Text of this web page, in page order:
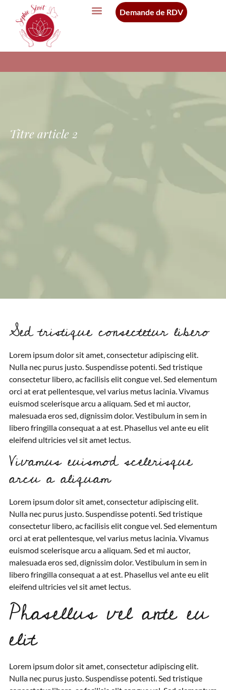
Demande de RDV
Titre article 2
Sed tristique consectetur libero
Lorem ipsum dolor sit amet, consectetur adipiscing elit.
Nulla nec purus justo. Suspendisse potenti. Sed tristique
consectetur libero, ac facilisis elit congue vel. Sed elementum
orci at erat pellentesque, vel varius metus lacinia. Vivamus
euismod scelerisque arcu a aliquam. Sed et mi auctor,
malesuada eros sed, dignissim dolor. Vestibulum in sem in
libero fringilla consequat a at est. Phasellus vel ante eu elit
eleifend ultricies vel sit amet lectus.
Vivamus euismod scelerisque
arcu a aliquam
Lorem ipsum dolor sit amet, consectetur adipiscing elit.
Nulla nec purus justo. Suspendisse potenti. Sed tristique
consectetur libero, ac facilisis elit congue vel. Sed elementum
orci at erat pellentesque, vel varius metus lacinia. Vivamus
euismod scelerisque arcu a aliquam. Sed et mi auctor,
malesuada eros sed, dignissim dolor. Vestibulum in sem in
libero fringilla consequat a at est. Phasellus vel ante eu elit
eleifend ultricies vel sit amet lectus.
Phasellus vel ante eu
elit
Lorem ipsum dolor sit amet, consectetur adipiscing elit.
Nulla nec purus justo. Suspendisse potenti. Sed tristique